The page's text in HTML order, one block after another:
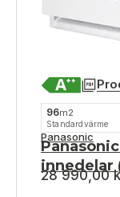
96m2
Standardvärme
Panasonic
innedelar
28 990,00